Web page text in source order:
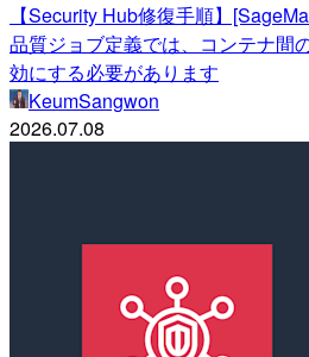
【Security Hub修復手順】
品質ジョブ定義では、コンテナ間
効にする必要があります
KeumSangwon
2026.07.08